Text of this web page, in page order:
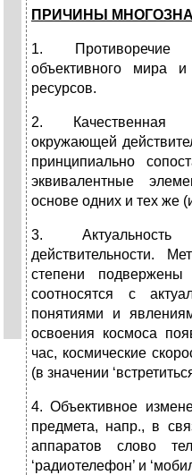
ПРИЧИНЫ
1. Противоречие
объективного мира и
ресурсов.
2. Качественная
окружающей
принципиально
эквивалентные
основе одних и тех же
3.
действительности.
степени
соотносятся с
понятиями и
освоения космоса
час, космические
(в значении
4. Объективное
предмета, напр., в
аппаратов слово
‘радиотелефон’ и